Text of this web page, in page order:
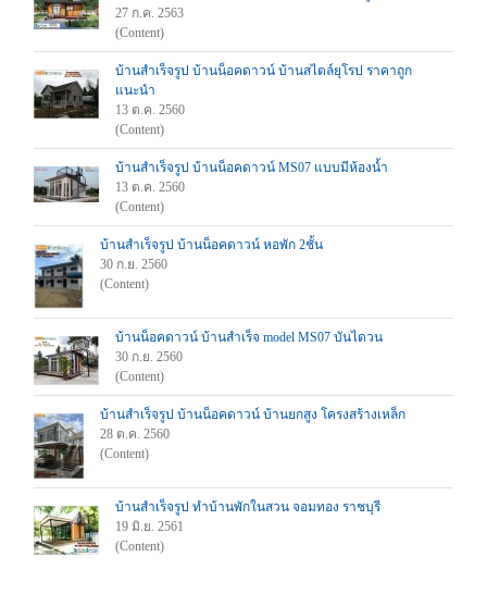
27 ก.ค. 2563
(Content)
บ้านสำเร็จรูป บ้านน็อคดาวน์ บ้านสไตล์ยุโรป ราคาถูก
แนะนำ
13 ต.ค. 2560
(Content)
บ้านสำเร็จรูป บ้านน็อคดาวน์ MS07 แบบมีห้องน้ำ
13 ต.ค. 2560
(Content)
บ้านสำเร็จรูป บ้านน็อคดาวน์ หอพัก 2ชั้น
30 ก.ย. 2560
(Content)
บ้านน็อคดาวน์ บ้านสำเร็จ model MS07 บันไดวน
30 ก.ย. 2560
(Content)
บ้านสำเร็จรูป บ้านน็อคดาวน์ บ้านยกสูง โครงสร้างเหล็ก
28 ต.ค. 2560
(Content)
บ้านสำเร็จรูป ทำบ้านพักในสวน จอมทอง ราชบุรี
19 มิ.ย. 2561
(Content)